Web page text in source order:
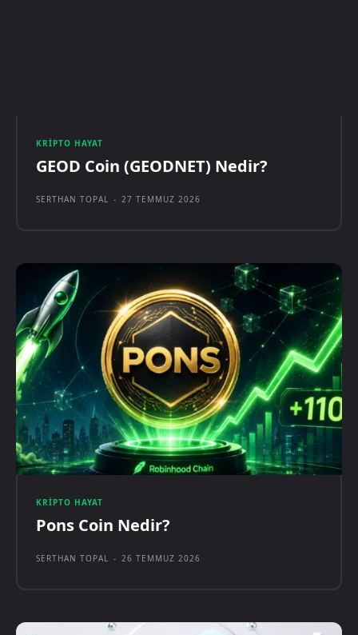
KRIPTO HAYAT
GEOD Coin (GEODNET) Nedir?
SERTHAN TOPAL - 27 TEMMUZ 2026
KRIPTO HAYAT
Pons Coin Nedir?
SERTHAN TOPAL - 26 TEMMUZ 2026